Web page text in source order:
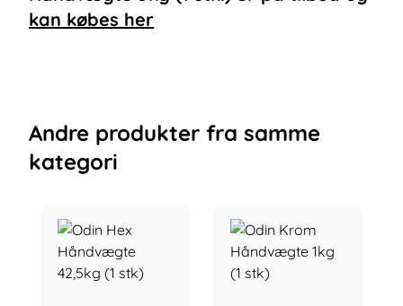
kan købes her
Andre produkter fra samme
kategori